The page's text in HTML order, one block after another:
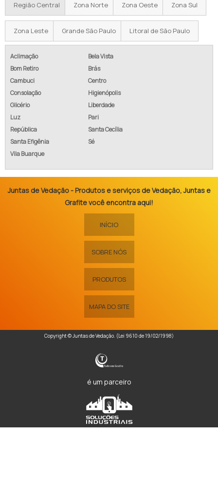
Região Central Zona Norte Zona Oeste Zona Sul
Zona Leste Grande São Paulo Litoral de São Paulo
Aclimação
Bela Vista
Bom Retiro
Brás
Cambuci
Centro
Consolação
Higienópolis
Glicério
Liberdade
Luz
Pari
República
Santa Cecília
Santa Efigênia
Sé
Vila Buarque
Juntas de Vedação - Produtos e serviços de Vedação, Juntas e
Grafite você encontra aqui!
INÍCIO
SOBRE NÓS
PRODUTOS
MAPA DO SITE
Copyright © Juntas de Vedação. (Lei 9610 de 19/02/1998)
é um parceiro